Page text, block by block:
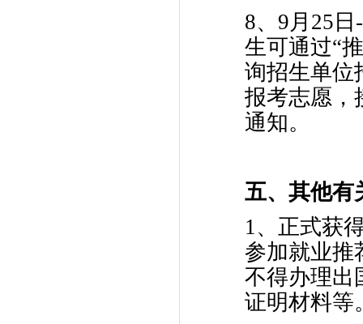
8、9月25
生可通过“
询招生单位
报考志愿，
通知。
五、其他有
1、正式获
参加就业推
不得办理出
证明材料等